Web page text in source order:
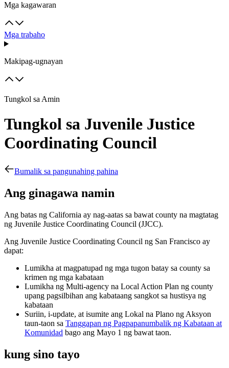
Mga kagawaran
Mga trabaho
Makipag-ugnayan
Tungkol sa Amin
Tungkol sa Juvenile Justice
Coordinating Council
Bumalik sa pangunahing pahina
Ang ginagawa namin
Ang batas ng California ay nag-aatas sa bawat county na magtatag
ng Juvenile Justice Coordinating Council (JJCC).
Ang Juvenile Justice Coordinating Council ng San Francisco ay
dapat:
Lumikha at magpatupad ng mga tugon batay sa county sa
krimen ng mga kabataan
Lumikha ng Multi-agency na Local Action Plan ng county
upang pagsilbihan ang kabataang sangkot sa hustisya ng
kabataan
Suriin, i-update, at isumite ang Lokal na Plano ng Aksyon
taun-taon sa Tanggapan ng Pagpapanumbalik ng Kabataan at
Komunidad bago ang Mayo 1 ng bawat taon.
kung sino tayo